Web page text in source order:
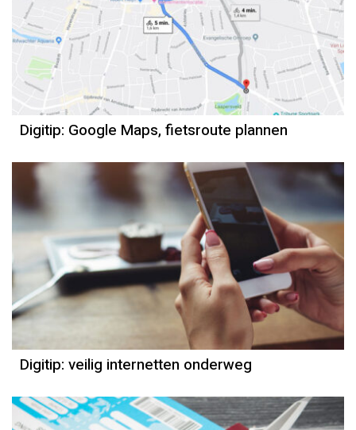
Digitip: Google Maps, fietsroute plannen
Digitip: veilig internetten onderweg